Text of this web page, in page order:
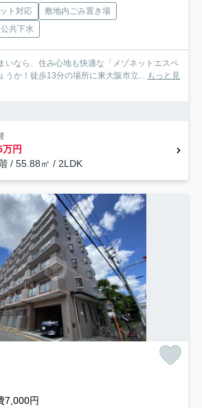
ト対応
敷地内ごみ置き場
公共下水
いなら、住み心地も快適な「メゾネットエスペ
うか！徒歩13分の場所に東大阪市立... もっと見
円
/ 55.88㎡ / 2LDK
7,000円